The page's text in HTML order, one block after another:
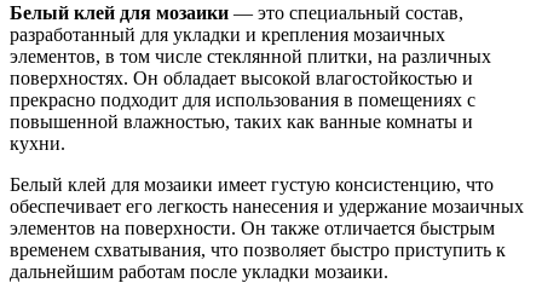
Белый клей для мозаики — это специальный состав,
разработанный для укладки и крепления мозаичных
элементов, в том числе стеклянной плитки, на различных
поверхностях. Он обладает высокой влагостойкостью и
прекрасно подходит для использования в помещениях с
повышенной влажностью, таких как ванные комнаты и
кухни.
Белый клей для мозаики имеет густую консистенцию, что
обеспечивает его легкость нанесения и удержание мозаичных
элементов на поверхности. Он также отличается быстрым
временем схватывания, что позволяет быстро приступить к
дальнейшим работам после укладки мозаики.